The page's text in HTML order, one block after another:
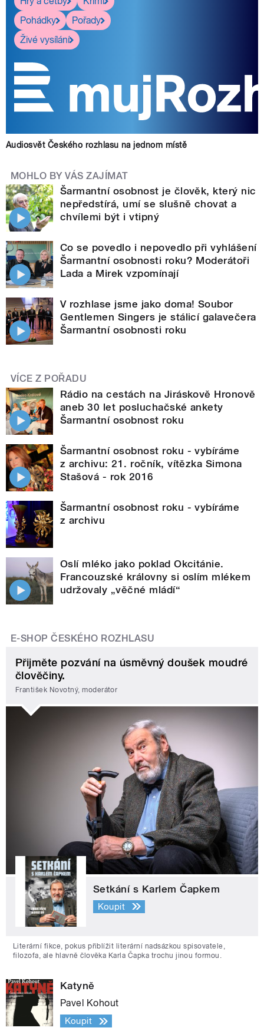
Pohádky
Pořady
Živé vysílání
Audiosvět Českého rozhlasu na jednom místě
MOHLO BY VÁS ZAJÍMAT
Šarmantní osobnost je člověk, který nic
nepředstírá, umí se slušně chovat a
chvílemi být i vtipný
Co se povedlo i nepovedlo při vyhlášení
Šarmantní osobnosti roku? Moderátoři
Lada a Mirek vzpomínají
V rozhlase jsme jako doma! Soubor
Gentlemen Singers je stálicí galavečera
Šarmantní osobnosti roku
VÍCE Z POŘADU
Rádio na cestách na Jiráskově Hronově
aneb 30 let posluchačské ankety
Šarmantní osobnost roku
Šarmantní osobnost roku - vybíráme
z archivu: 21. ročník, vítězka Simona
Stašová - rok 2016
Šarmantní osobnost roku - vybíráme
z archivu
Oslí mléko jako poklad Okcitánie.
Francouzské královny si oslím mlékem
udržovaly „věčné mládí“
E-SHOP ČESKÉHO ROZHLASU
Přijměte pozvání na úsměvný doušek moudré
člověčiny.
František Novotný, moderátor
Setkání s Karlem Čapkem
Koupit
Literární fikce, pokus přiblížit literární nadsázkou spisovatele,
filozofa, ale hlavně člověka Karla Čapka trochu jinou formou.
Katyně
Pavel Kohout
Koupit